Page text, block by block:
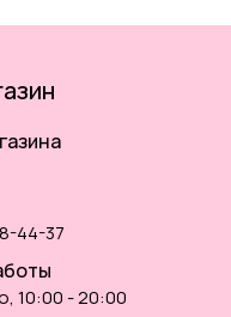
44-37
10:00 - 20:00